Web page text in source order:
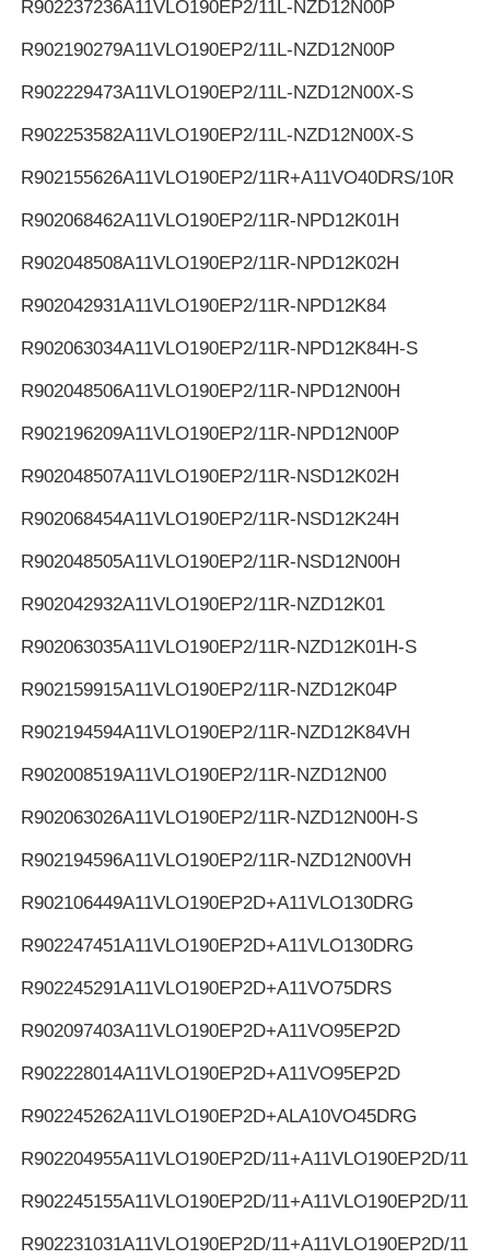
R902237236A11VLO190EP2/11L-NZD12N00P
R902190279A11VLO190EP2/11L-NZD12N00P
R902229473A11VLO190EP2/11L-NZD12N00X-S
R902253582A11VLO190EP2/11L-NZD12N00X-S
R902155626A11VLO190EP2/11R+A11VO40DRS/10R
R902068462A11VLO190EP2/11R-NPD12K01H
R902048508A11VLO190EP2/11R-NPD12K02H
R902042931A11VLO190EP2/11R-NPD12K84
R902063034A11VLO190EP2/11R-NPD12K84H-S
R902048506A11VLO190EP2/11R-NPD12N00H
R902196209A11VLO190EP2/11R-NPD12N00P
R902048507A11VLO190EP2/11R-NSD12K02H
R902068454A11VLO190EP2/11R-NSD12K24H
R902048505A11VLO190EP2/11R-NSD12N00H
R902042932A11VLO190EP2/11R-NZD12K01
R902063035A11VLO190EP2/11R-NZD12K01H-S
R902159915A11VLO190EP2/11R-NZD12K04P
R902194594A11VLO190EP2/11R-NZD12K84VH
R902008519A11VLO190EP2/11R-NZD12N00
R902063026A11VLO190EP2/11R-NZD12N00H-S
R902194596A11VLO190EP2/11R-NZD12N00VH
R902106449A11VLO190EP2D+A11VLO130DRG
R902247451A11VLO190EP2D+A11VLO130DRG
R902245291A11VLO190EP2D+A11VO75DRS
R902097403A11VLO190EP2D+A11VO95EP2D
R902228014A11VLO190EP2D+A11VO95EP2D
R902245262A11VLO190EP2D+ALA10VO45DRG
R902204955A11VLO190EP2D/11+A11VLO190EP2D/11
R902245155A11VLO190EP2D/11+A11VLO190EP2D/11
R902231031A11VLO190EP2D/11+A11VLO190EP2D/11